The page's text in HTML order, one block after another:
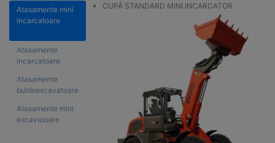
Atasamente mini
incarcatoare
Atasamente
incarcatoare
Atasamente
buldoexcavatoare
Atasamente mini
excavatoare
CUPĂ STANDARD MINI INCARCATOR